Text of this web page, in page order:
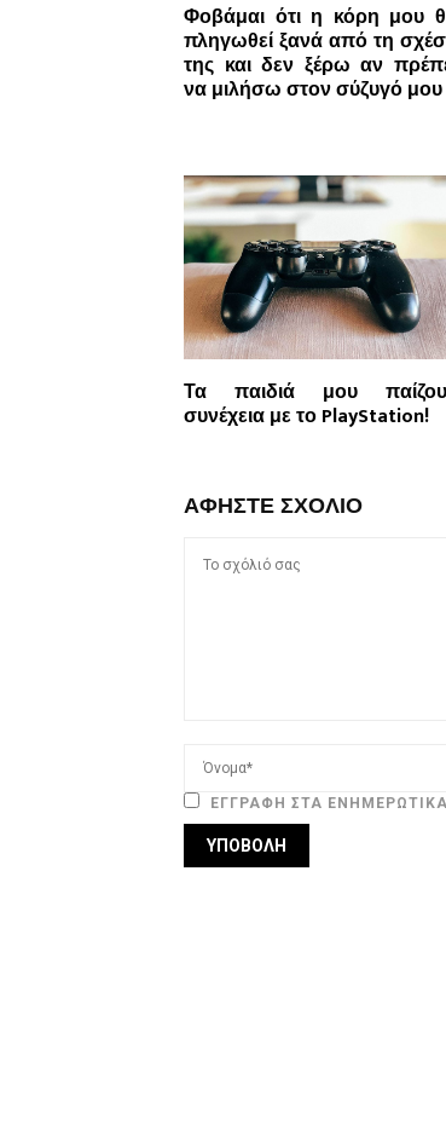
Φοβάμαι ότι η κόρη μου
πληγωθεί ξανά από τη
της και δεν ξέρω αν
να μιλήσω στον σύζυγό μου
Τα παιδιά μου
συνέχεια με το PlayStation!
ΑΦΉΣΤΕ ΣΧΌΛΙΟ
ΕΓΓΡΑΦΉ ΣΤΑ